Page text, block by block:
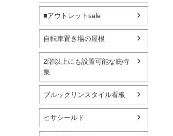
■アウトレットsale
自転車置き場の屋根
2階以上にも設置可能な庇特
集
ブルックリンスタイル看板
ヒサシールド